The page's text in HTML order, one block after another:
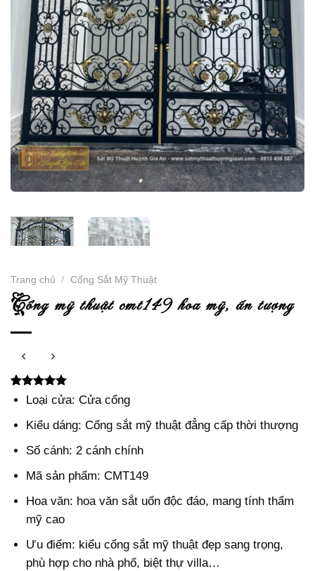
Trang chủ / Cổng Sắt Mỹ Thuật
cổng mỹ thuật cmt149 hoa mỹ, ấn tượng
5.00 trên 5
dựa trên
3
đánh giá
Loại cửa: Cửa cổng
Kiểu dáng: Cổng sắt mỹ thuật đẳng cấp thời thượng
Số cánh: 2 cánh chính
Mã sản phẩm: CMT149
Hoa văn: hoa văn sắt uốn độc đáo, mang tính thẩm
mỹ cao
Ưu điểm: kiểu cổng sắt mỹ thuật đẹp sang trọng,
phù hợp cho nhà phố, biệt thự villa…